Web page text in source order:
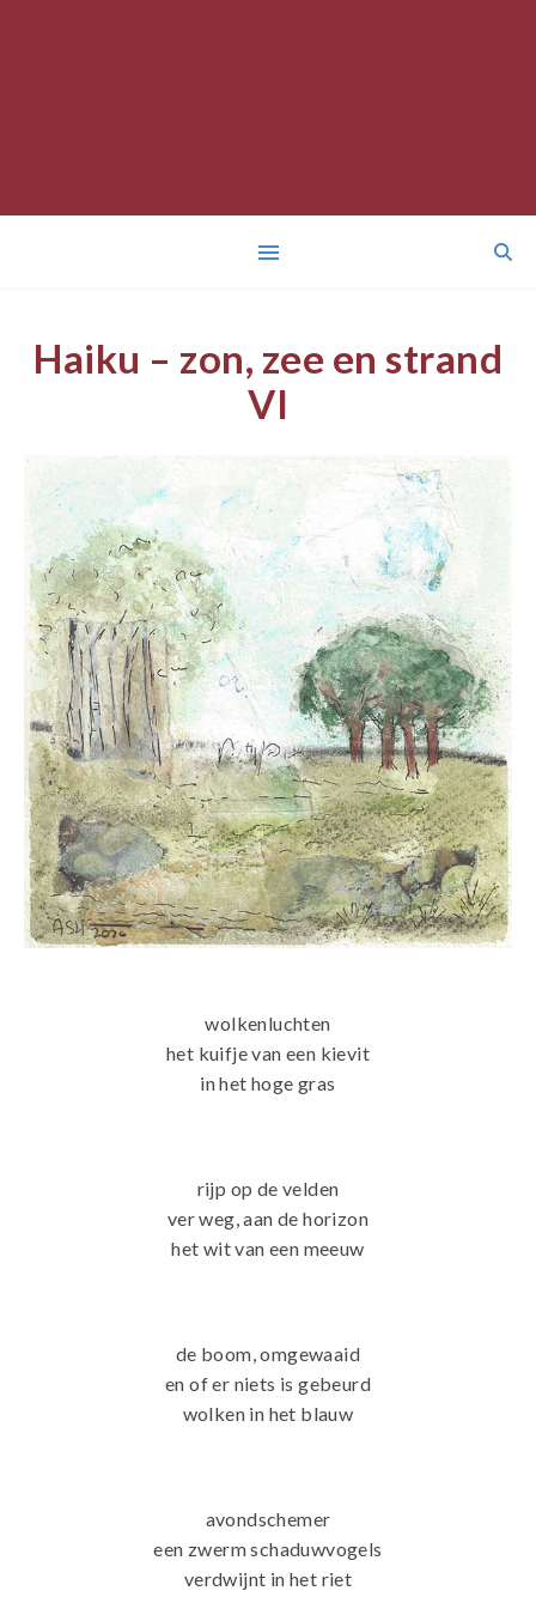
Haiku – zon, zee en strand
VI
wolkenluchten
het kuifje van een kievit
in het hoge gras
rijp op de velden
ver weg, aan de horizon
het wit van een meeuw
de boom, omgewaaid
en of er niets is gebeurd
wolken in het blauw
avondschemer
een zwerm schaduwvogels
verdwijnt in het riet